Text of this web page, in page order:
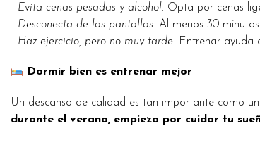
- Evita cenas pesadas y alcohol. Opta por cenas
- Desconecta de las pantallas. Al menos 30
- Haz ejercicio, pero no muy tarde. Entrenar ayuda
Dormir bien es entrenar mejor
Un descanso de calidad es tan importante como
durante el verano, empieza por cuidar tu